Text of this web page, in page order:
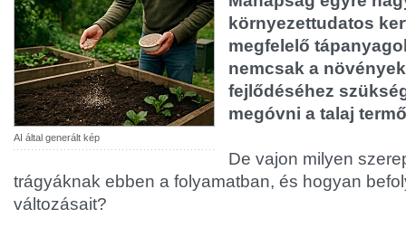
AI által generált kép
környezettudatos
megfelelő
nemcsak a
fejlődéséhez
megóvni a talaj
De vajon milyen
trágyáknak ebben a folyamatban, és hogyan
változásait?